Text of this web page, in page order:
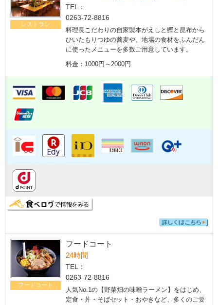
レストラン
TEL：
0263-72-8816
料理長こだわりの自家製本がえしと鰹と昆布から
ひいたもりつゆの蕎麦や、地場の食材をふんだん
に使ったメニューを多数ご用意しています。
料金：1000円～2000円
フードコート
フードコート
24時間
TEL：
0263-72-8816
人気No.1の【野菜畑の味噌ラーメン】をはじめ、
定食・丼・そばセット・おやきなど、多くのご要